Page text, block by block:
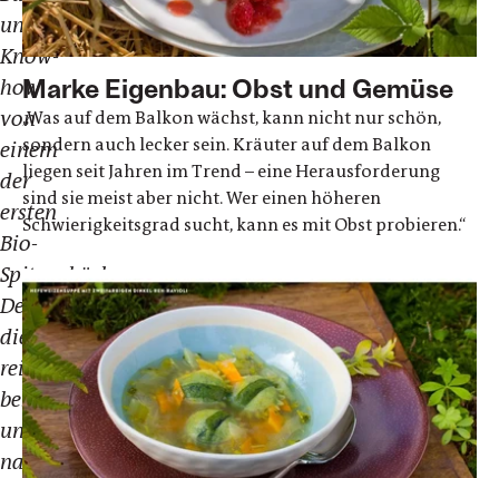
und
Know-
how
von
einem
der
ersten
Bio-
Spitzenköche
Deutschlands.Mit
dieser
reich
bebilderten
und
nachhaltigen
Marke Eigenbau: Obst und Gemüse
„Was auf dem Balkon wächst, kann nicht nur schön,
sondern auch lecker sein. Kräuter auf dem Balkon
liegen seit Jahren im Trend – eine Herausforderung
sind sie meist aber nicht. Wer einen höheren
Schwierigkeitsgrad sucht, kann es mit Obst probieren.“